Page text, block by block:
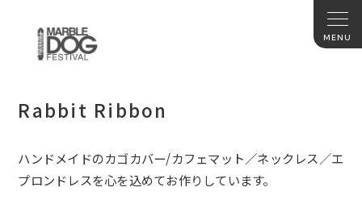
Rabbit Ribbon
ハンドメイドのカゴカバー/カフェマット／ネックレス／エ
プロンドレスを心を込めてお作りしています。